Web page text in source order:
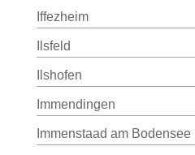
Iffezheim
Ilsfeld
Ilshofen
Immendingen
Immenstaad am Bodensee